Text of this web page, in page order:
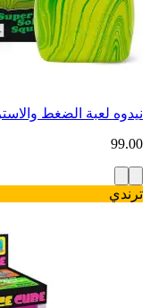
نيدوه لعبة الضغط
99.00
ترندي